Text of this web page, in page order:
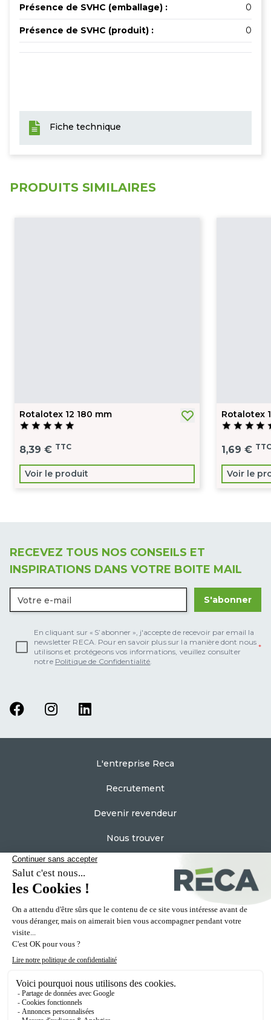
Présence de SVHC (emballage) : 0
Présence de SVHC (produit) : 0
Fiche technique
PRODUITS SIMILAIRES
Rotalotex 12 180 mm
star star star star star
8,39 € TTC
Voir le produit
Rotalotex
star star star star
1,69 € TTC
Voir le
RECEVEZ TOUS NOS CONSEILS ET
INSPIRATIONS DANS VOTRE BOITE MAIL
S'abonner
En cliquant sur « S’abonner », j'accepte de recevoir par email la
newsletter RECA. Pour en savoir plus sur la manière dont nous
utilisons et protégeons vos informations, veuillez consulter
notre Politique de Confidentialité
L'entreprise Reca
Recrutement
Devenir revendeur
Nous trouver
Vie privée